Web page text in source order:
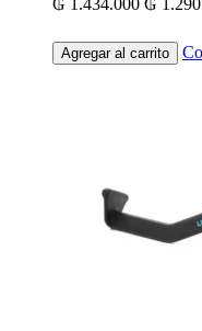
Agregar al carrito